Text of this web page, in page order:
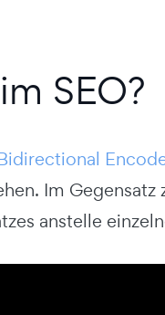
SEO?
Im
anstelle